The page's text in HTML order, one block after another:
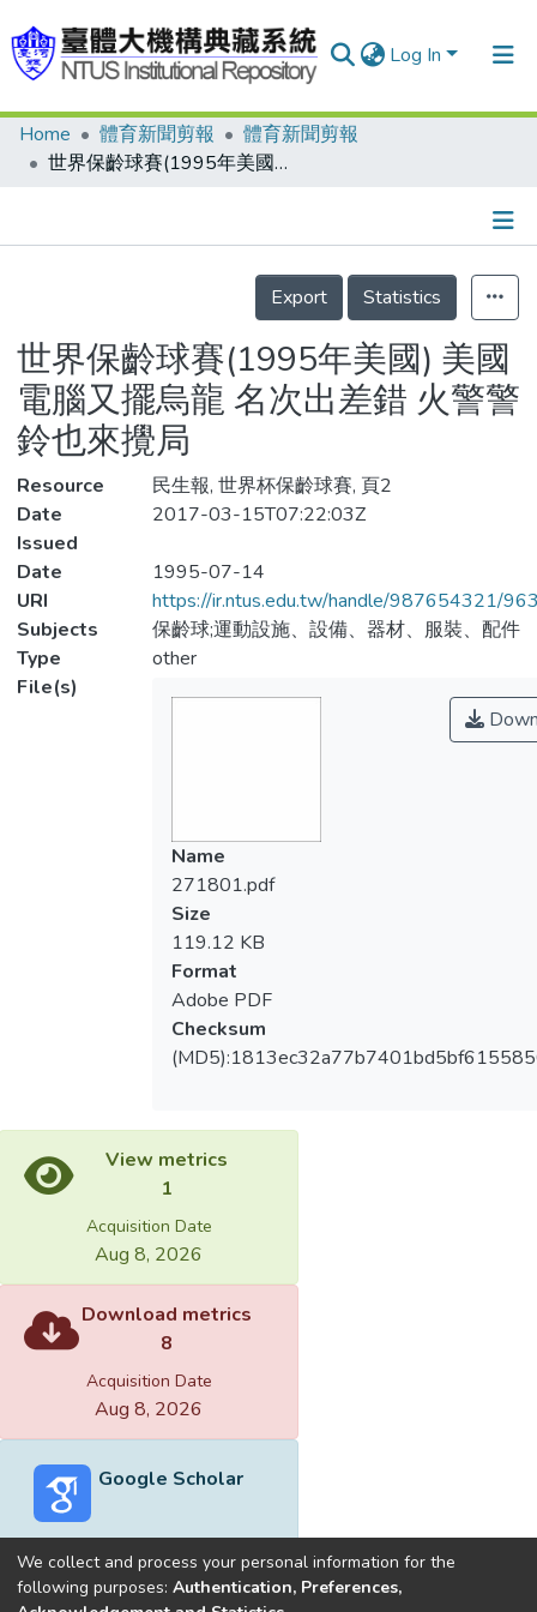
Log In
Communities & Collections
Statistics
Home 體育新聞剪報
體育新聞剪報
世界保齡球賽(1995年美國) 美國電腦又擺烏龍 名次出差錯 火警警鈴也來攪局
Details
Export
Statistics
世界保齡球賽(1995年美國) 美國
電腦又擺烏龍 名次出差錯 火警警
鈴也來攪局
Resource
民生報, 世界杯保齡球賽, 頁2
Date
Issued
2017-03-15T07:22:03Z
Date
1995-07-14
URI
https://ir.ntus.edu.tw/handle/987654321/
Subjects
保齡球;運動設施、設備、器材、服裝、配件
Type
other
File(s)
Name
271801.pdf
Size
119.12 KB
Format
Adobe PDF
Checksum
View metrics
1
Acquisition Date
Aug 8, 2026
Download metrics
8
Acquisition Date
Aug 8, 2026
Google Scholar
We collect and process your personal information for the
following purposes: Authentication, Preferences,